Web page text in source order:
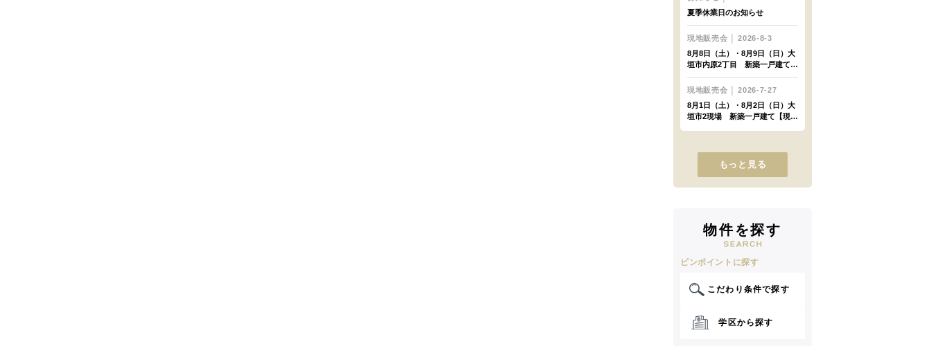
もっと見る
物件を探す
ピンポイントに探す
こだわり条件で探す
学区から探す